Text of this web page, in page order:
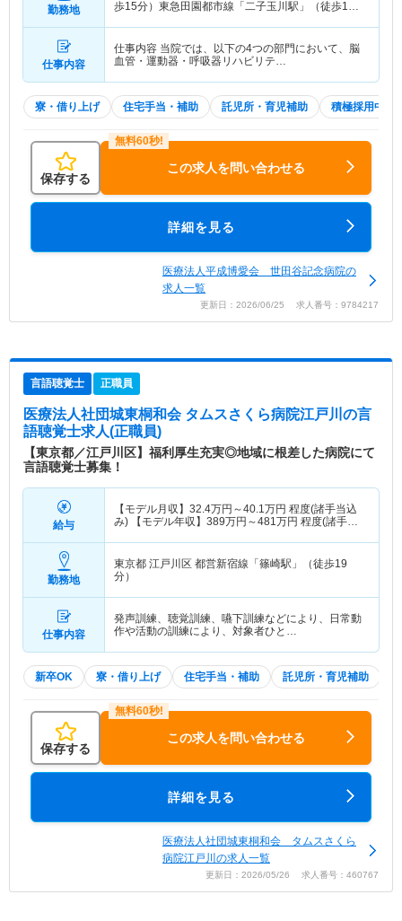
勤務地
歩15分）東急田園都市線「二子玉川駅」（徒歩15
仕事内容
仕事内容 当院では、以下の4つの部門において、脳
血管・運動器・呼吸器リハビリテ…
寮・借り上げ 住宅手当・補助 託児所・育児補助 積極採用中
保存する
この求人を問い合わせる
詳細を見る
医療法人平成博愛会 世田谷記念病院の
求人一覧
更新日：2026/06/25 求人番号：9784217
言語聴覚士 正職員
医療法人社団城東桐和会 タムスさくら病院江戸川 の言
語聴覚士求人(正職員)
【東京都／江戸川区】福利厚生充実◎地域に根差した病院にて
言語聴覚士募集！
給与
【モデル月収】 32.4万円～40.1 万円 程度(諸手当込
み) 【モデル年収】 389万円～481 万円 程度(諸手当
勤務地
東京都 江戸川区 都営新宿線「篠崎駅」（徒歩19
分）
仕事内容
発声訓練、聴覚訓練、嚥下訓練などにより、日常動
作や活動の訓練により、対象者ひと…
新卒OK 寮・借り上げ 住宅手当・補助 託児所・育児補助
保存する
この求人を問い合わせる
詳細を見る
医療法人社団城東桐和会 タムスさくら
病院江戸川の求人一覧
更新日：2026/05/26 求人番号：460767